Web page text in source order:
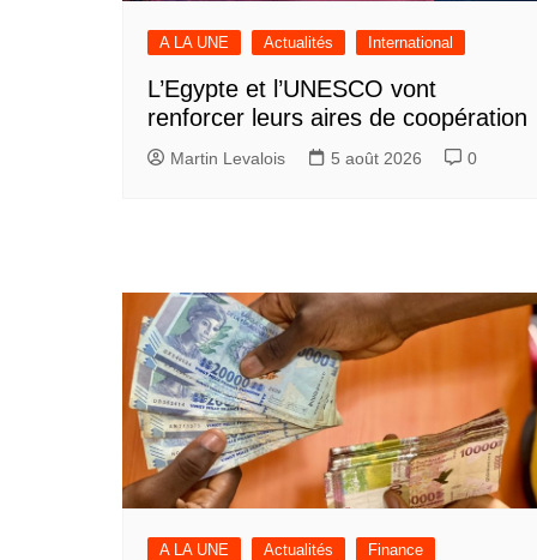
A LA UNE Actualités International
L’Egypte et l’UNESCO vont
renforcer leurs aires de coopération
Martin Levalois 5 août 2026 0
A LA UNE Actualités Finance